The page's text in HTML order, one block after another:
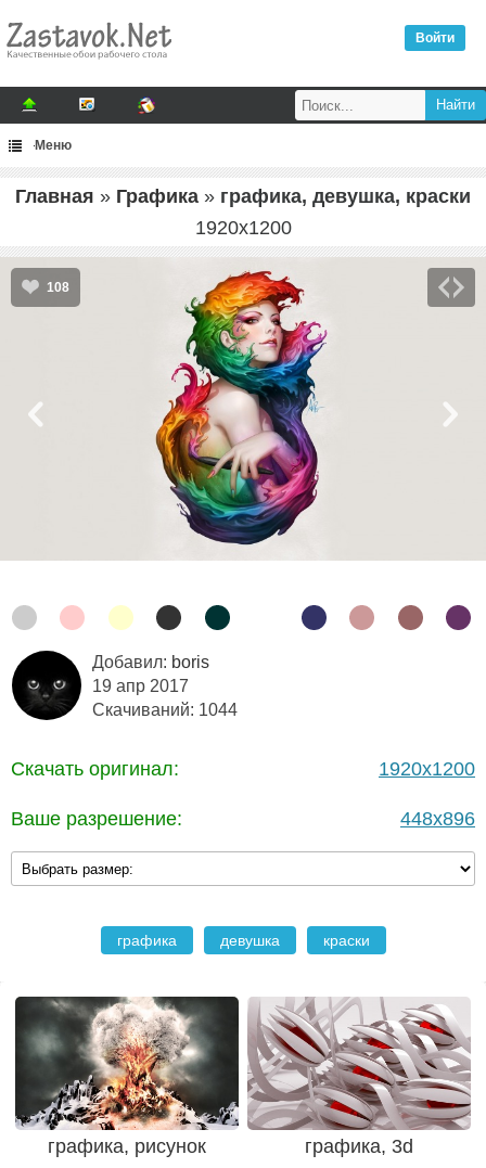
Войти
Меню
Главная » Графика » графика, девушка, краски
1920x1200
108
Добавил: boris
19 апр 2017
Скачиваний: 1044
Скачать оригинал: 1920x1200
Ваше разрешение: 448x896
графика девушка краски
графика, рисунок графика, 3d